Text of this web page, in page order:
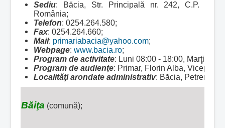
Sediu: Băcia, Str. Principală nr. 242, C.P.
România;
Telefon: 0254.264.580;
Fax: 0254.264.660;
Mail: primariabacia@yahoo.com;
Webpage: www.bacia.ro;
Program de activitate: Luni 08:00 - 18:00, Marţi -
Program de audienţe: Primar, Florin Alba,
Localităţi arondate administrativ: Băcia, Petreni,
Băiţa (comună);